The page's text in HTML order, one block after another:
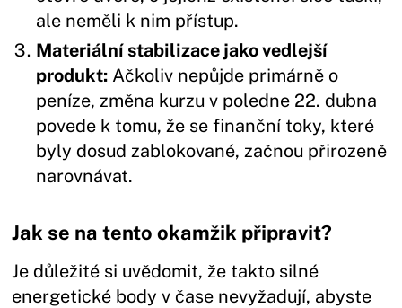
ale neměli k nim přístup.
Materiální stabilizace jako vedlejší
produkt: Ačkoliv nepůjde primárně o
peníze, změna kurzu v poledne 22. dubna
povede k tomu, že se finanční toky, které
byly dosud zablokované, začnou přirozeně
narovnávat.
Jak se na tento okamžik připravit?
Je důležité si uvědomit, že takto silné
energetické body v čase nevyžadují, abyste